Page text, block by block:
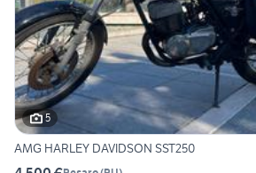
5
AMG HARLEY DAVIDSON SST250